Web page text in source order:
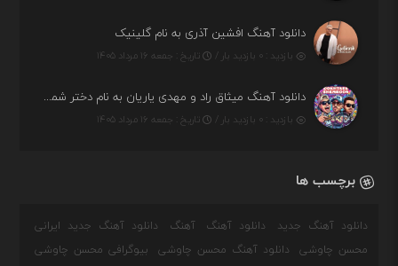
دانلود آهنگ افشین آذری به نام گلینیک
بازدید : ۰ بازدید بار / تاریخ : جمعه ۱۶ مرداد ۱۴۰۵
دانلود آهنگ میثاق راد و مهدی یاریان به نام دختر شمرون
بازدید : ۰ بازدید بار / تاریخ : جمعه ۱۶ مرداد ۱۴۰۵
برچسب ها
دانلود آهنگ جدید دانلود آهنگ آهنگ
دانلود آهنگ جدید ایرانی
محسن چاوشی
دانلود آهنگ محسن چاوشی بیوگرافی محسن چاوشی